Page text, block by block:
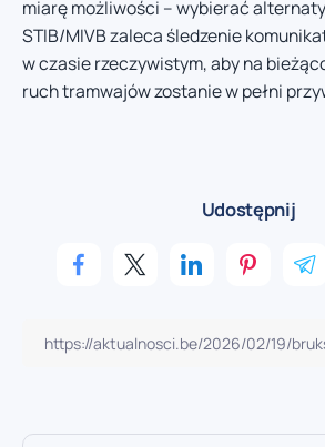
miarę możliwości – wybierać
STIB/MIVB zaleca śledzenie
w czasie rzeczywistym, aby na
ruch tramwajów zostanie w pełni
Udostępnij